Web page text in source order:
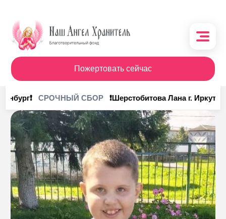
Пожертовать сейчас
О фонде
Поступления
Кому помочь
Кому помогли
Получить помощь
СРОЧНЫЙ СБОР ❗Шерстобитова Лана г. Иркутск❗